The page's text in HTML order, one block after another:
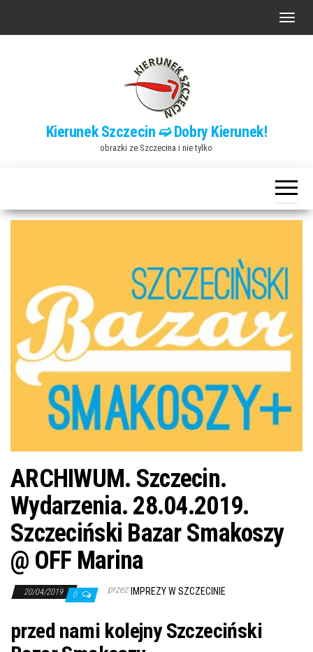
P
n
a
w
a
c
j
ę
Kierunek Szczecin ➫ Dobry Kierunek!
obrazki ze Szczecina i nie tylko
ARCHIWUM. Szczecin.
Wydarzenia. 28.04.2019.
Szczeciński Bazar Smakoszy
@ OFF Marina
20/04/2019 0 przez IMPREZY W SZCZECINIE
przed nami kolejny Szczeciński